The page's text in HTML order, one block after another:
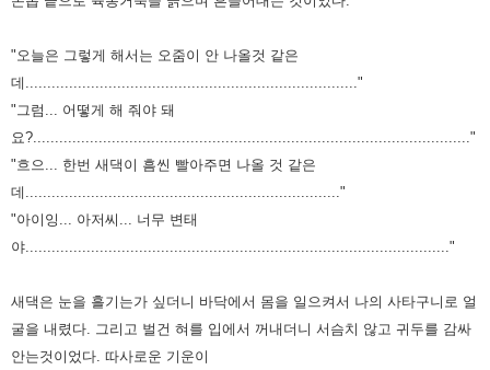
"오늘은 그렇게 해서는 오줌이 안 나올것 같은
데............................................................................"
"그럼... 어떻게 해 줘야 돼
요?...................................................................................................."
"흐으... 한번 새댁이 흠씬 빨아주면 나올 것 같은
데........................................................................"
"아이잉... 아저씨... 너무 변태
야................................................................................................."
새댁은 눈을 흘기는가 싶더니 바닥에서 몸을 일으켜서 나의 사타구니로 얼
굴을 내렸다. 그리고 벌건 혀를 입에서 꺼내더니 서슴치 않고 귀두를 감싸
안는것이었다. 따사로운 기운이